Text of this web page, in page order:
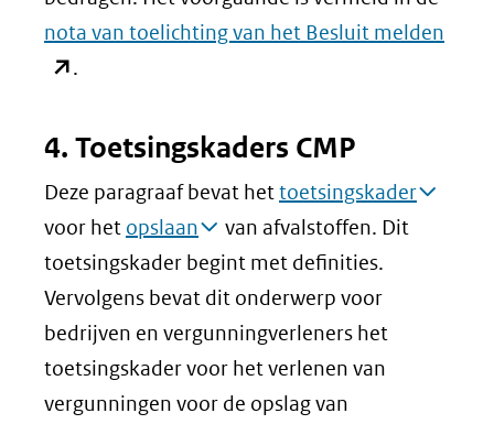
nota van toelichting van het Besluit melden
.
4. Toetsingskaders CMP
Deze paragraaf bevat hettoetsingskader
voor het opslaan
van afvalstoffen. Dit
toetsingskader begint met definities.
Vervolgens bevat dit onderwerp voor
bedrijven en vergunningverleners het
toetsingskader voor het verlenen van
vergunningen voor de opslag van